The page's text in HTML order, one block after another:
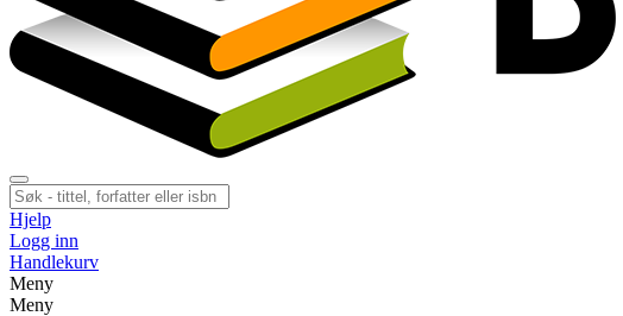
Hjelp
Logg inn
Handlekurv
Meny
Meny